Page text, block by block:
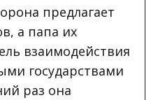
предлагает
а папа их
взаимодействия
государствами
раз она